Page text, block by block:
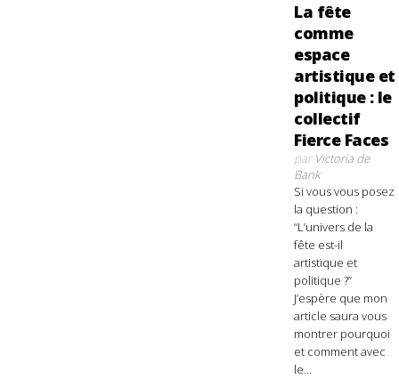
La fête
comme
espace
artistique et
politique : le
collectif
Fierce Faces
parVictoria de
Bank
Si vous vous posez
la question :
“L’univers de la
fête est-il
artistique et
politique ?”
J’espère que mon
article saura vous
montrer pourquoi
et comment avec
le...